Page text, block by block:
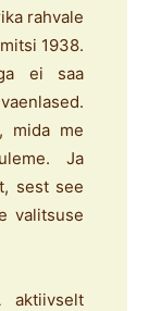
rahvale
1938.
ei saa
mida me
Ja
sest see
valitsuse
aktiivselt